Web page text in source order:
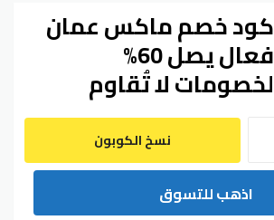
كود خصم ماكس عمان
فعال يصل 60%
لخصومات لا تُقاوم
نسخ الكوبون
اذهب للتسوق